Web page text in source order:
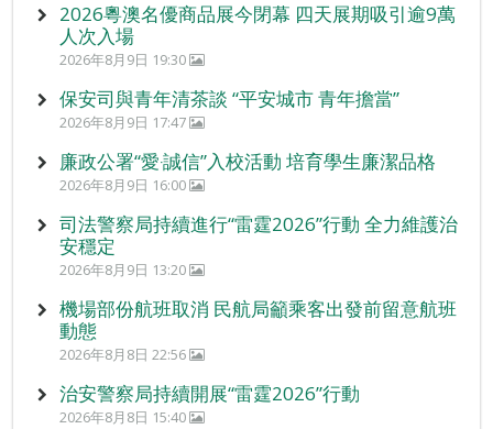
2026粵澳名優商品展今閉幕 四天展期吸引逾9萬
人次入場
2026年8月9日 19:30
保安司與青年清茶談 “平安城市 青年擔當”
2026年8月9日 17:47
廉政公署“愛‧誠信”入校活動 培育學生廉潔品格
2026年8月9日 16:00
司法警察局持續進行“雷霆2026”行動 全力維護治
安穩定
2026年8月9日 13:20
機場部份航班取消 民航局籲乘客出發前留意航班
動態
2026年8月8日 22:56
治安警察局持續開展“雷霆2026”行動
2026年8月8日 15:40